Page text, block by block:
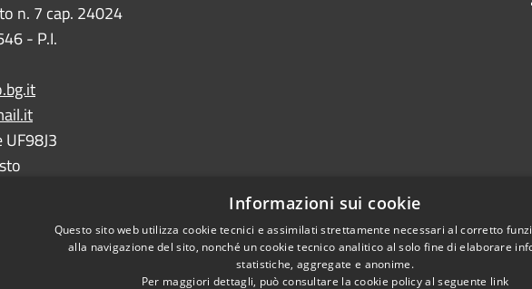
n. 7 cap. 24024
- P.I.
Informazioni sui cookie
Questo sito web utilizza cookie tecnici e assimilati strettamente necessari al corretto
alla navigazione del sito, nonché un cookie tecnico analitico al solo fine di elaborare
statistiche, aggregate e anonime.
Per maggiori dettagli, può consultare la cookie policy al seguente link